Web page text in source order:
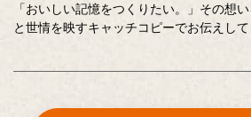
「おいしい記憶をつくりたい。」その想
と世情を映すキャッチコピーでお伝えして